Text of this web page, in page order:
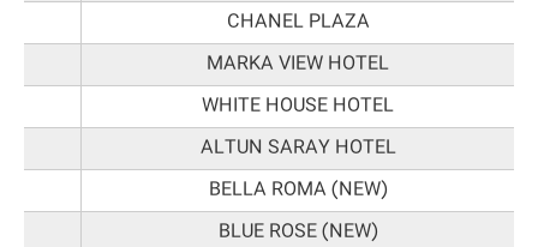
CHANEL PLAZA
MARKA VIEW HOTEL
WHITE HOUSE HOTEL
ALTUN SARAY HOTEL
BELLA ROMA (NEW)
BLUE ROSE (NEW)